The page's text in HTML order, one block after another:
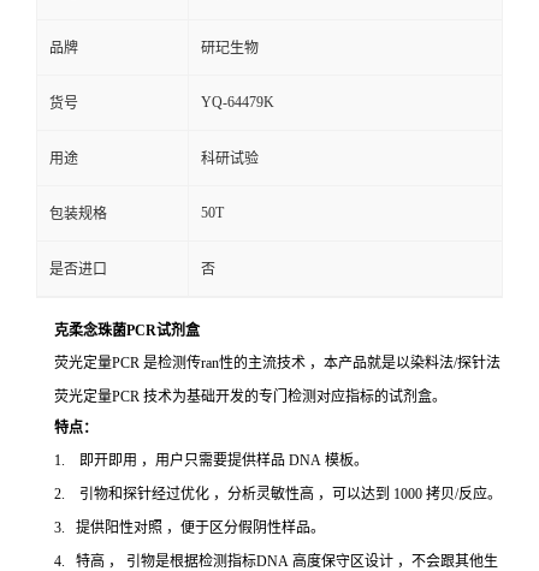
品牌 研玘生物
货号 YQ-64479K
用途 科研试验
包装规格 50T
是否进口 否
克柔念珠菌PCR试剂盒
荧光定量PCR 是检测传ran性的主流技术 ，本产品就是以染料法/探针法
荧光定量PCR 技术为基础开发的专门检测对应指标的试剂盒。
特点：
1. 即开即用 ，用户只需要提供样品 DNA 模板。
2. 引物和探针经过优化 ，分析灵敏性高 ，可以达到 1000 拷贝/反应。
3. 提供阳性对照 ，便于区分假阴性样品。
4. 特高 ， 引物是根据检测指标DNA 高度保守区设计 ，不会跟其他生